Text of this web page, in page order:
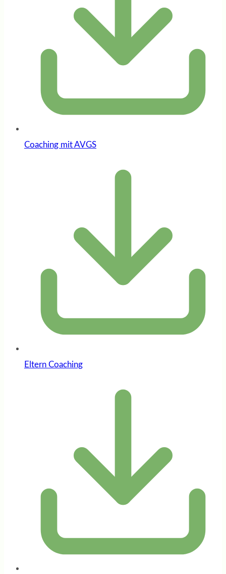
Coaching mit AVGS
Eltern Coaching